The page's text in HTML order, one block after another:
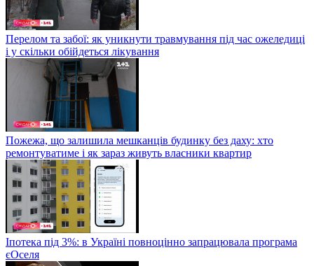
Перелом та забої: як уникнути травмування під час ожеледиці
і у скільки обійдеться лікування
Пожежа, що залишила мешканців будинку без даху: хто
ремонтуватиме і як зараз живуть власники квартир
Іпотека під 3%: в Україні повноцінно запрацювала програма
єОселя